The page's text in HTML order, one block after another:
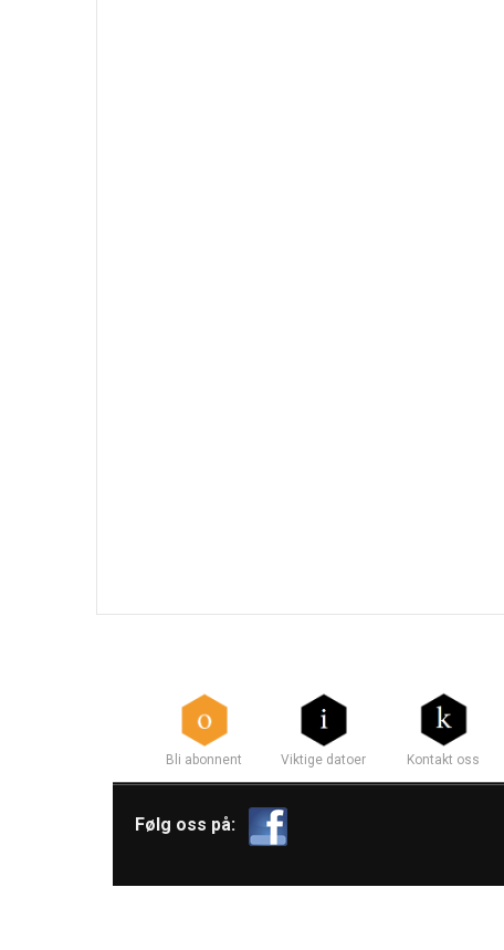
Bli abonnent Viktige datoer Kontakt oss
Følg oss på: